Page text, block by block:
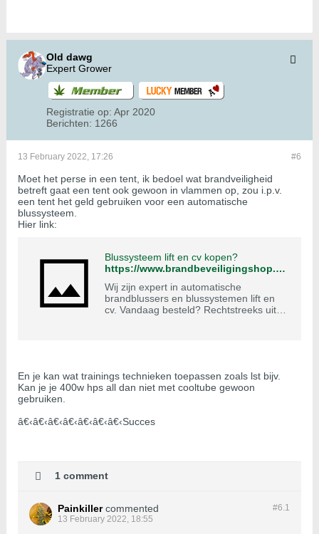
Old dawg
Expert Grower
Registratie op: Apr 2020
Berichten: 1266
#6
13 February 2022, 17:26
Moet het perse in een tent, ik bedoel wat brandveiligheid
betreft gaat een tent ook gewoon in vlammen op, zou i.p.v.
een tent het geld gebruiken voor een automatische
blussysteem.
Hier link:
Blussysteem lift en cv kopen?
https://www.brandbeveiligingshop.be/brandblussers/automatische-brandblussers-abc/
Wij zijn expert in automatische
brandblussers en blussystemen lift en
cv. Vandaag besteld? Rechtstreeks uit
En je kan wat trainings technieken toepassen zoals lst bijv.
Kan je je 400w hps all dan niet met cooltube gewoon
gebruiken.
â€‹â€‹â€‹â€‹â€‹â€‹â€‹Succes
1 comment
#6.1
Painkiller commented
13 February 2022, 18:55